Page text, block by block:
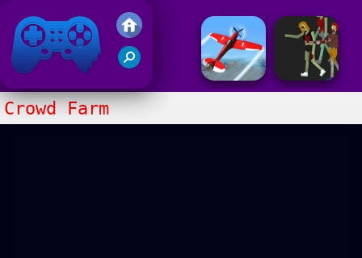
Juegos Friv 2020
Crowd Farm